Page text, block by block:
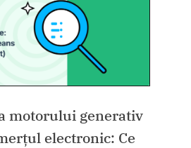
motorului generativ
electronic: Ce